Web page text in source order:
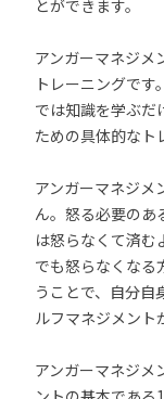
とができます。
アンガーマネジメ
トレーニングで
では知識を学ぶだ
ための具体的なト
アンガーマネジメ
ん。怒る必要のあ
は怒らなくて済む
でも怒らなくなる
うことで、自分自
ルフマネジメント
アンガーマネジメ